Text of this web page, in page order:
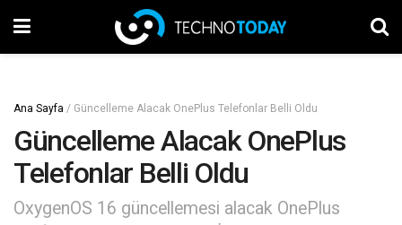
Ana Sayfa / Güncelleme Alacak OnePlus Telefonlar Belli Oldu
Güncelleme Alacak OnePlus
Telefonlar Belli Oldu
OxygenOS 16 güncellemesi alacak OnePlus